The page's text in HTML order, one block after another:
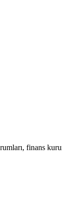
finans